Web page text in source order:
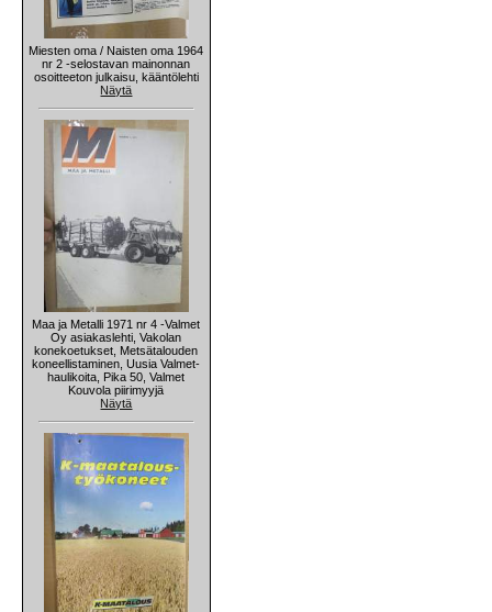
Miesten oma / Naisten oma 1964
nr 2 -selostavan mainonnan
osoitteeton julkaisu, kääntölehti
Näytä
Maa ja Metalli 1971 nr 4 -Valmet
Oy asiakaslehti, Vakolan
konekoetukset, Metsätalouden
koneellistaminen, Uusia Valmet-
haulikoita, Pika 50, Valmet
Kouvola piirimyyjä
Näytä